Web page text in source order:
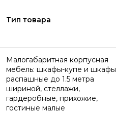
Тип товара
Малогабаритная корпусная
мебель: шкафы-купе и шкафы
распашные до 1.5 метра
шириной, стеллажи,
гардеробные, прихожие,
гостиные малые